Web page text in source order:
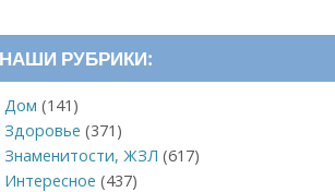
НАШИ РУБРИКИ:
Дом (141)
Здоровье (371)
Знаменитости, ЖЗЛ (617)
Интересное (437)